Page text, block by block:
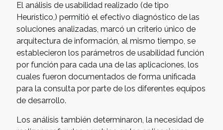
El análisis de usabilidad realizado (de tipo
Heurístico,) permitió el efectivo diagnóstico de las
soluciones analizadas, marcó un criterio único de
arquitectura de información, al mismo tiempo, se
establecieron los parámetros de usabilidad función
por función para cada una de las aplicaciones, los
cuales fueron documentados de forma unificada
para la consulta por parte de los diferentes equipos
de desarrollo.
Los análisis también determinaron, la necesidad de